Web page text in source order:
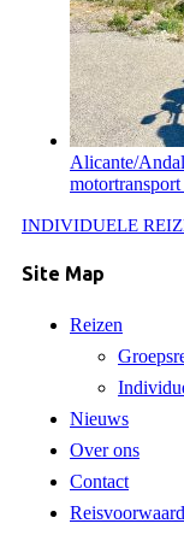
Alicante/
motortransport
INDIVIDUELE
Site Map
Reizen
Nieuws
Over ons
Contact